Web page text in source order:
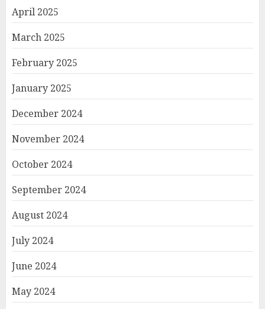
April 2025
March 2025
February 2025
January 2025
December 2024
November 2024
October 2024
September 2024
August 2024
July 2024
June 2024
May 2024